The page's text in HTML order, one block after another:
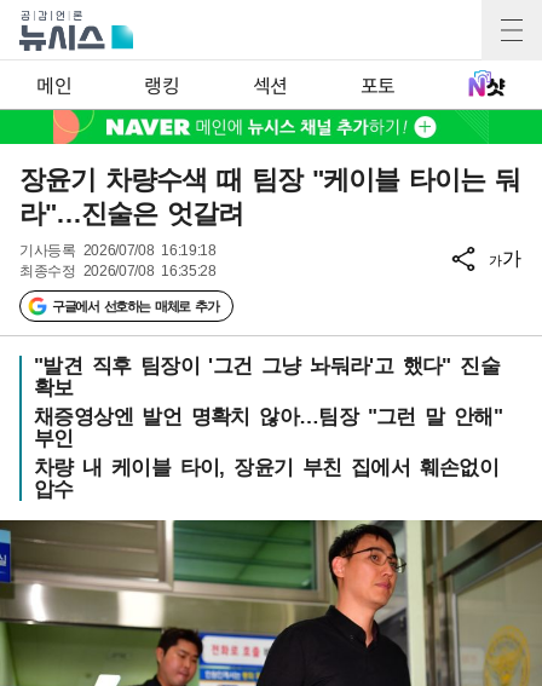
메인 랭킹 섹션 포토
장윤기 차량수색 때 팀장 "케이블 타이는 둬
라"…진술은 엇갈려
기사등록 2026/07/08 16:19:18
최종수정 2026/07/08 16:35:28
구글에서 선호하는 매체로 추가
가가
"발견 직후 팀장이 '그건 그냥 놔둬라'고 했다" 진술
확보
채증영상엔 발언 명확치 않아…팀장 "그런 말 안해"
부인
차량 내 케이블 타이, 장윤기 부친 집에서 훼손없이
압수